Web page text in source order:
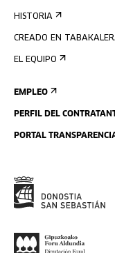
HISTORIA
CREADO EN
EL EQUIPO
EMPLEO
PERFIL DEL
PORTAL